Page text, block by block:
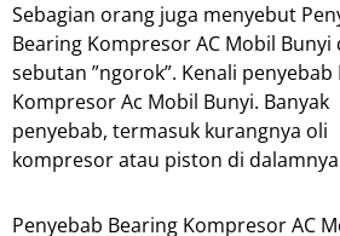
Sebagian orang juga menyebut
Bearing Kompresor AC Mobil Bunyi
sebutan ”ngorok”. Kenali penyebab
Kompresor Ac Mobil Bunyi. Banyak
penyebab, termasuk kurangnya oli
kompresor atau piston di
Penyebab Bearing Kompresor AC